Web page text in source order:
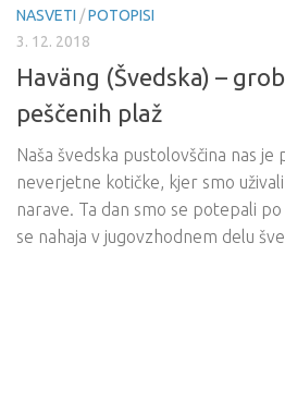
NASVETI /POTOPISI
3. 12. 2018
Haväng (Švedska) –
peščenih plaž
Naša švedska pustolovščina nas je
neverjetne kotičke, kjer smo
narave. Ta dan smo se potepali
se nahaja v jugovzhodnem delu